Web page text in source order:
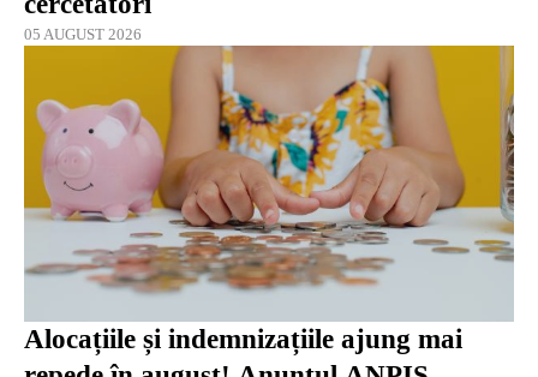
05 AUGUST 2026
Alocațiile și indemnizațiile ajung mai